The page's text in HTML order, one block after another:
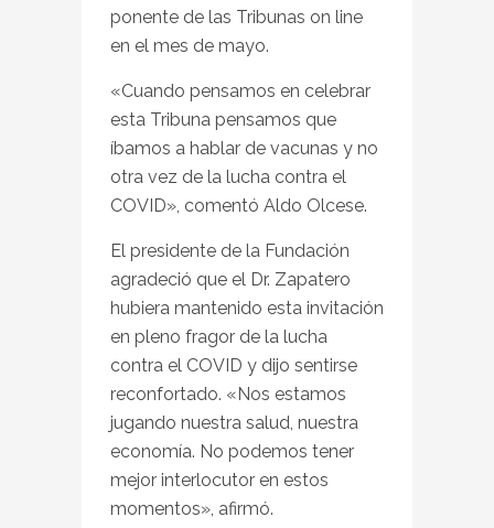
ponente de las Tribunas on line
en el mes de mayo.
«Cuando pensamos en celebrar
esta Tribuna pensamos que
íbamos a hablar de vacunas y no
otra vez de la lucha contra el
COVID», comentó Aldo Olcese.
El presidente de la Fundación
agradeció que el Dr. Zapatero
hubiera mantenido esta invitación
en pleno fragor de la lucha
contra el COVID y dijo sentirse
reconfortado. «Nos estamos
jugando nuestra salud, nuestra
economía. No podemos tener
mejor interlocutor en estos
momentos», afirmó.